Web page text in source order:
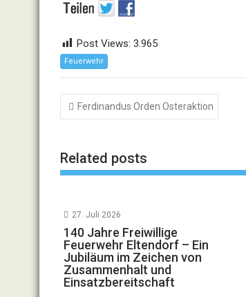
Post Views: 3.965
Feuerwehr
Beitragsnavigation
Ferdinandus Orden Osteraktion
Related posts
27. Juli 2026
140 Jahre Freiwillige
Feuerwehr Eltendorf – Ein
Jubiläum im Zeichen von
Zusammenhalt und
Einsatzbereitschaft